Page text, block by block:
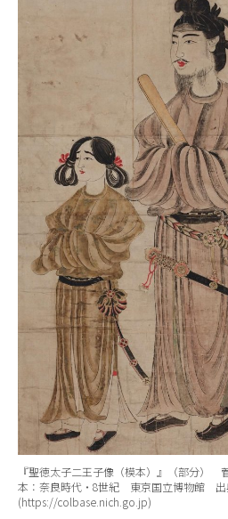
『聖徳太子二王子像（模本）』（部分）
本：奈良時代・8世紀 東京国立博物館 出
(https://colbase.nich.go.jp)